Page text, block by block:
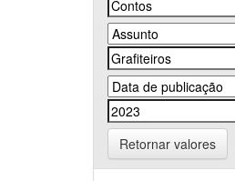
Retornar valores